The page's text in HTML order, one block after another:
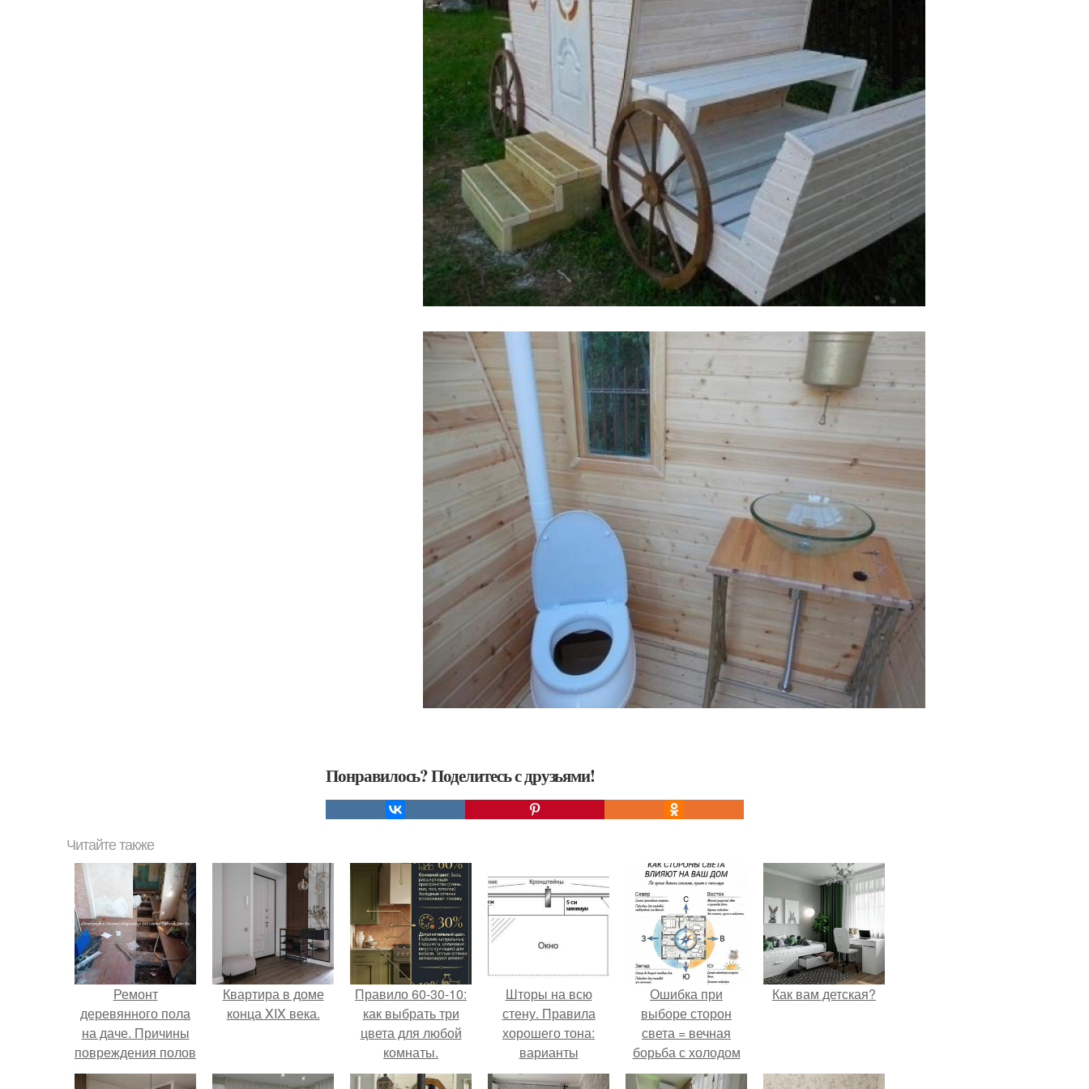
Понравилось? Поделитесь с друзьями!
Читайте также
Ремонт
деревянного пола
на даче. Причины
повреждения полов
в деревянном доме
Квартира в доме
конца XIX века.
Правило 60-30-10:
как выбрать три
цвета для любой
комнаты.
Шторы на всю
стену. Правила
хорошего тона:
варианты
оформления окон
Ошибка при
выборе сторон
света = вечная
борьба с холодом
или светом.
Как вам детская?